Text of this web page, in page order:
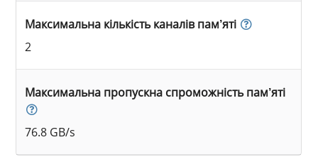
Максимальна кількість каналів пам’яті
2
Максимальна пропускна спроможність пам’яті
76.8 GB/s